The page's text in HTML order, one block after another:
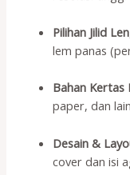
Pilihan Jilid
lem panas
Bahan Kertas
paper, dan
Desain &
cover dan isi